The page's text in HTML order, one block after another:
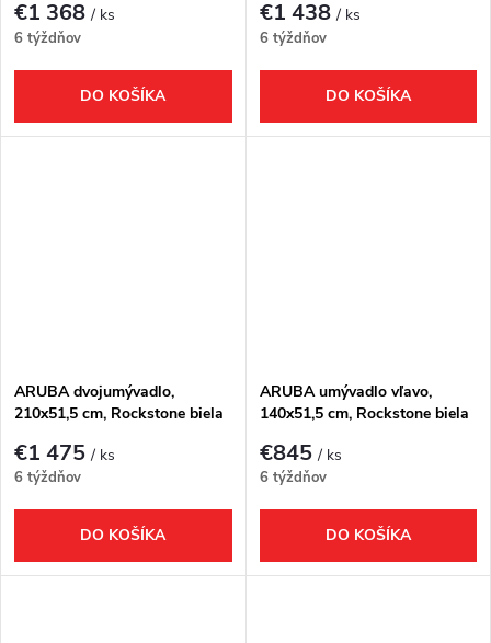
€1 368/ ks
6 týždňov
DO KOŠÍKA
€1 438/ ks
6 týždňov
DO KOŠÍKA
ARUBA dvojumývadlo,
210x51,5 cm, Rockstone biela
€1 475/ ks
6 týždňov
DO KOŠÍKA
ARUBA umývadlo vľavo,
140x51,5 cm, Rockstone biela
€845/ ks
6 týždňov
DO KOŠÍKA